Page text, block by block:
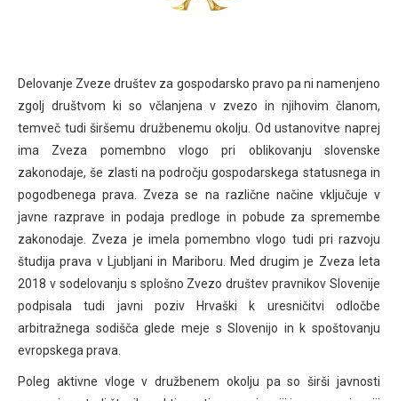
Delovanje Zveze društev za gospodarsko pravo pa ni namenjeno
zgolj društvom ki so včlanjena v zvezo in njihovim članom,
temveč tudi širšemu družbenemu okolju. Od ustanovitve naprej
ima Zveza pomembno vlogo pri oblikovanju slovenske
zakonodaje, še zlasti na področju gospodarskega statusnega in
pogodbenega prava. Zveza se na različne načine vključuje v
javne razprave in podaja predloge in pobude za spremembe
zakonodaje. Zveza je imela pomembno vlogo tudi pri razvoju
študija prava v Ljubljani in Mariboru. Med drugim je Zveza leta
2018 v sodelovanju s splošno Zvezo društev pravnikov Slovenije
podpisala tudi javni poziv Hrvaški k uresničitvi odločbe
arbitražnega sodišča glede meje s Slovenijo in k spoštovanju
evropskega prava.
Poleg aktivne vloge v družbenem okolju pa so širši javnosti